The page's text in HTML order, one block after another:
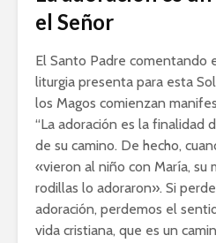
el Señor
El Santo Padre comentando
liturgia presenta para esta
los Magos comienzan
“La adoración es la finalidad
de su camino. De hecho,
«vieron al niño con María, su
rodillas lo adoraron». Si
adoración, perdemos el
vida cristiana, que es un